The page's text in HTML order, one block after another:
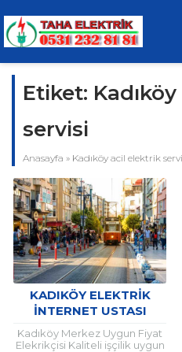
Etiket:
servisi
Anasayfa » Kadıköy acil elektrik
KADIKÖY ELEKTRIK
İNTERNET USTASI
ÇAĞIR
Kadıköy Merkez Uygun Fiyat
Elekrikçisi Kaliteli işçilik uygun